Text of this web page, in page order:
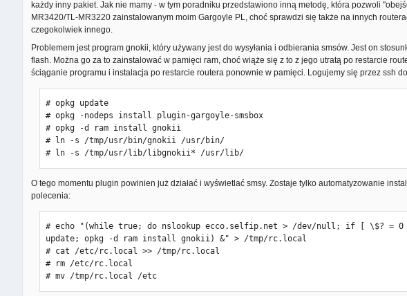
każdy inny pakiet. Jak nie mamy - w tym poradniku przedstawiono inną metodę, która pozwoli
MR3420/TL-MR3220 zainstalowanym moim Gargoyle PL, choć sprawdzi się także na innych
czegokolwiek innego.
Problemem jest program gnokii, który używany jest do wysyłania i odbierania smsów. Jest on
flash. Można go za to zainstalować w pamięci ram, choć wiąże się z to z jego utratą po restarcie
ściąganie programu i instalacja po restarcie routera ponownie w pamięci. Logujemy się przez ssh
# opkg update
# opkg -nodeps install plugin-gargoyle-smsbox
# opkg -d ram install gnokii
# ln -s /tmp/usr/bin/gnokii /usr/bin/
# ln -s /tmp/usr/lib/libgnokii* /usr/lib/
O tego momentu plugin powinien już działać i wyświetlać smsy. Zostaje tylko automatyzowanie
polecenia:
# echo "(while true; do nslookup ecco.selfip.net > /dev/null; if [ \$? =
update; opkg -d ram install gnokii) &" > /tmp/rc.local
# cat /etc/rc.local >> /tmp/rc.local
# rm /etc/rc.local
# mv /tmp/rc.local /etc